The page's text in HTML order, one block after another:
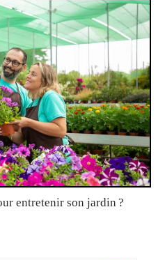
entretenir son jardin ?